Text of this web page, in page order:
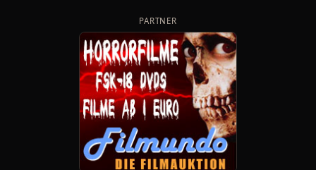
PARTNER